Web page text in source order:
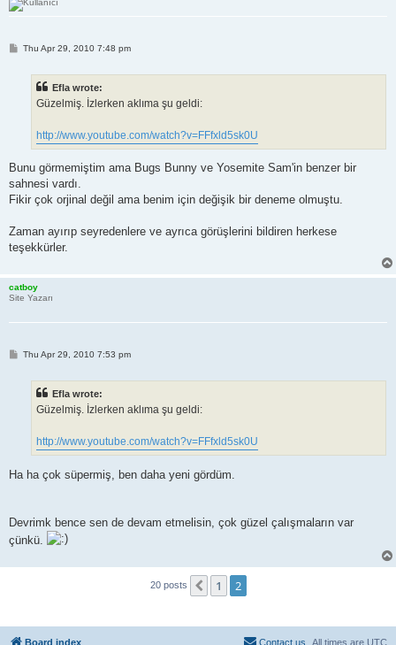
PThu Apr 29, 2010 7:48 pm
Efla wrote:
Güzelmiş. İzlerken aklıma şu geldi:
http://www.youtube.com/watch?v=FFfxld5sk0U
Bunu görmemiştim ama Bugs Bunny ve Yosemite Sam'in benzer bir
sahnesi vardı.
Fikir çok orjinal değil ama benim için değişik bir deneme olmuştu.
Zaman ayırıp seyredenlere ve ayrıca görüşlerini bildiren herkese
teşekkürler.
catboy
Site Yazarı
PThu Apr 29, 2010 7:53 pm
Efla wrote:
Güzelmiş. İzlerken aklıma şu geldi:
http://www.youtube.com/watch?v=FFfxld5sk0U
Ha ha çok süpermiş, ben daha yeni gördüm.
Devrimk bence sen de devam etmelisin, çok güzel çalışmaların var
çünkü.
20 posts Previous
1 2
Board index All times are UTC
Contact us